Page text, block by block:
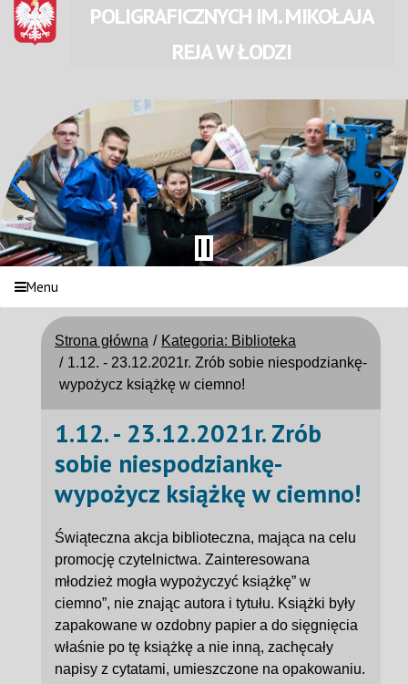
POLIGRAFICZNYCHIM. MIKOŁAJA
REJAW ŁODZI
Menu
Strona główna
Kategoria: Biblioteka
1.12. - 23.12.2021r. Zrób sobie niespodziankę-
wypożycz książkę w ciemno!
1.12. - 23.12.2021r. Zrób
sobie niespodziankę-
wypożycz książkę w ciemno!
Świąteczna akcja biblioteczna, mająca na celu
promocję czytelnictwa. Zainteresowana
młodzież mogła wypożyczyć książkę” w
ciemno”, nie znając autora i tytułu. Książki były
zapakowane w ozdobny papier a do sięgnięcia
właśnie po tę książkę a nie inną, zachęcały
napisy z cytatami, umieszczone na opakowaniu.